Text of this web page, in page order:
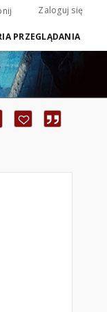
Zaloguj się
PRZEGLĄDANIA